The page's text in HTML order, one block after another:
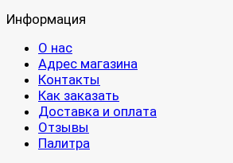
Информация
О нас
Адрес магазина
Контакты
Как заказать
Доставка и оплата
Отзывы
Палитра